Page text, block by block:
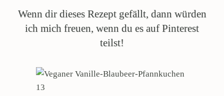
Wenn dir dieses Rezept gefällt, dann würden
ich mich freuen, wenn du es auf Pinterest
teilst!